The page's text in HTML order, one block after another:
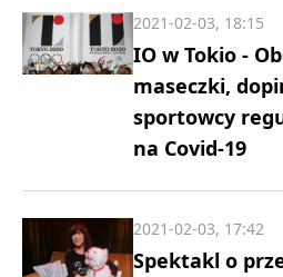
IO w Tokio -
maseczki,
sportowcy
na Covid-19
2021-02-03, 18:15
Spektakl o
2021-02-03, 17:42